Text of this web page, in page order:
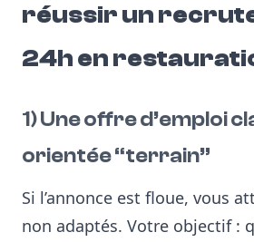
réussir un
24h en
1) Une offre d’emploi
orientée “terrain”
Si l’annonce est floue, vous
non adaptés. Votre objectif :